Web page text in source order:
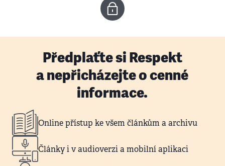
Předplaťte si Respekt
a nepřicházejte o cenné
informace.
Online přístup ke všem článkům a archivu
Články i v audioverzi a mobilní aplikaci